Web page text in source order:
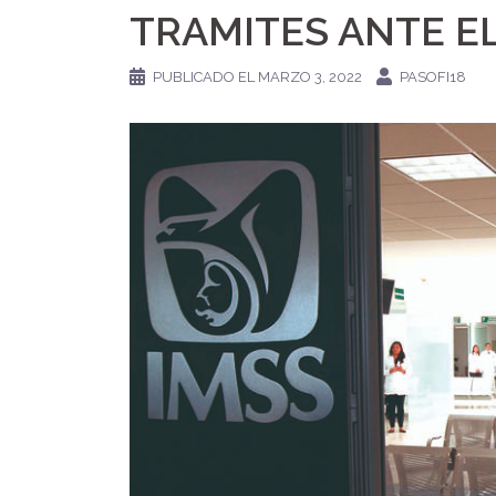
TRAMITES ANTE
PUBLICADO EL MARZO 3, 2022 PASOFI18